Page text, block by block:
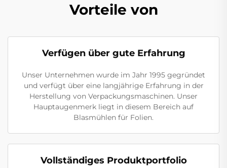
Vorteile von
Verfügen über gute Erfahrung
Unser Unternehmen wurde im Jahr 1995 gegründet
und verfügt über eine langjährige Erfahrung in der
Herstellung von Verpackungsmaschinen. Unser
Hauptaugenmerk liegt in diesem Bereich auf
Blasmühlen für Folien.
Vollständiges Produktportfolio